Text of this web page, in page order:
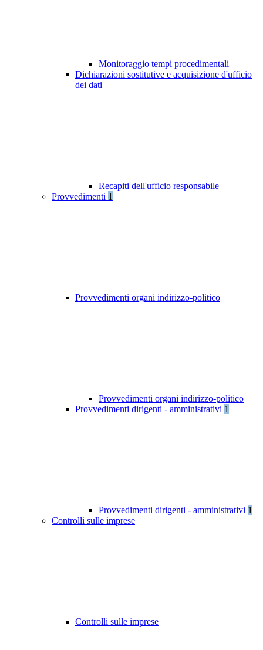
Monitoraggio tempi procedimentali
Dichiarazioni sostitutive e acquisizione d'ufficio
dei dati
Recapiti dell'ufficio responsabile
Provvedimenti 1
Provvedimenti organi indirizzo-politico
Provvedimenti organi indirizzo-politico
Provvedimenti dirigenti - amministrativi 1
Provvedimenti dirigenti - amministrativi 1
Controlli sulle imprese
Controlli sulle imprese